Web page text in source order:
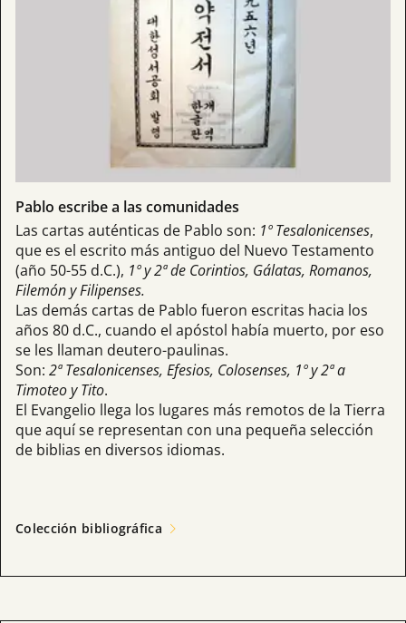
Pablo escribe a las comunidades
Las cartas auténticas de Pablo son: 1º Tesalonicenses,
que es el escrito más antiguo del Nuevo Testamento
(año 50-55 d.C.), 1º y 2ª de Corintios, Gálatas, Romanos,
Filemón y Filipenses.
Las demás cartas de Pablo fueron escritas hacia los
años 80 d.C., cuando el apóstol había muerto, por eso
se les llaman deutero-paulinas.
Son: 2ª Tesalonicenses, Efesios, Colosenses, 1º y 2ª a
Timoteo y Tito.
El Evangelio llega los lugares más remotos de la Tierra
que aquí se representan con una pequeña selección
de biblias en diversos idiomas.
Colección bibliográfica